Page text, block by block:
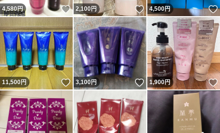
4,580円 いいね！
2,100円 いいね！
4,500円
11,500円 いいね！
3,100円 いいね！
1,900円